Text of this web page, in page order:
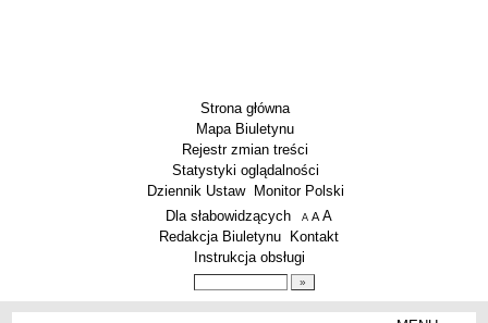
Strona główna
Mapa Biuletynu
Rejestr zmian treści
Statystyki oglądalności
Dziennik Ustaw
Monitor Polski
Menu dodatkowe
Dla słabowidzących A pomniejsz czcionkę
A standardowy rozmiar czcionki
A
Redakcja Biuletynu
Kontakt
Instrukcja obsługi